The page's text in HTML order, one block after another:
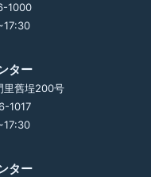
1000
ター
里舊埕200号
1017
ター